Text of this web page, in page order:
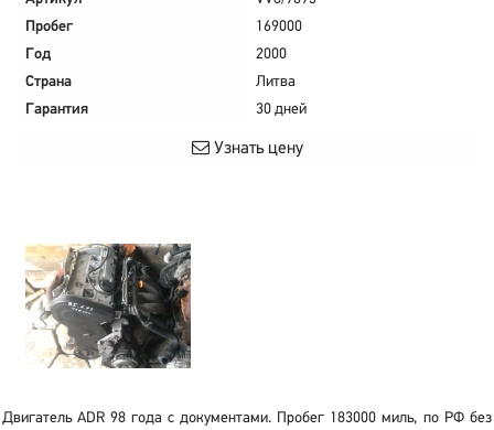
Пробег
169000
Год
2000
Страна
Литва
Гарантия
30 дней
Узнать цену
Двигатель ADR 98 года с документами. Пробег 183000 миль, по РФ без